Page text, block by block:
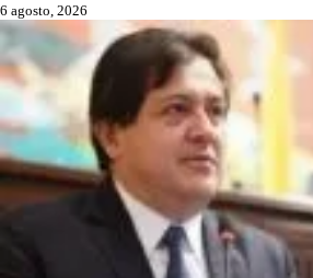
6 agosto, 2026